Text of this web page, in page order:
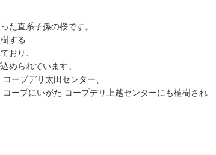
た直系子孫の桜です。
する
おり、
められています。
ープデリ太田センター、
ープにいがた コープデリ上越センターにも植樹され